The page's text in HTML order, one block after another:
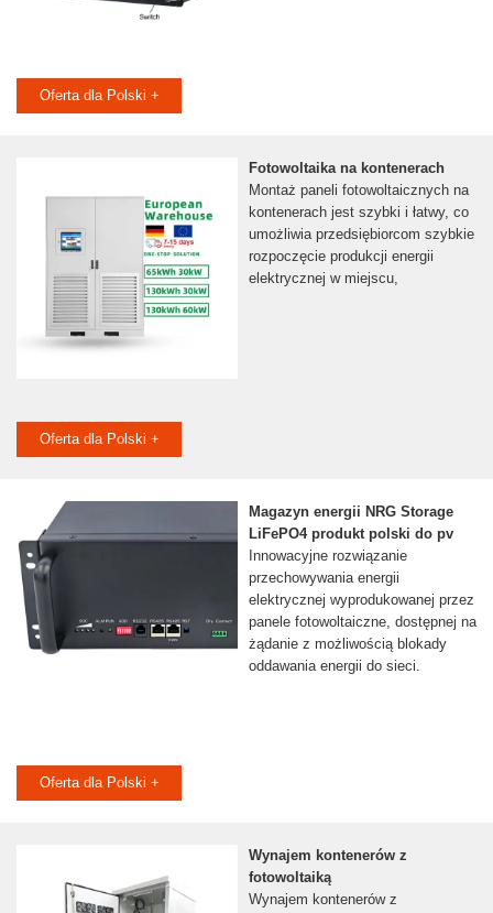
Oferta dla Polski +
Fotowoltaika na kontenerach
Montaż paneli fotowoltaicznych na
kontenerach jest szybki i łatwy, co
umożliwia przedsiębiorcom szybkie
rozpoczęcie produkcji energii
elektrycznej w miejscu,
Oferta dla Polski +
Magazyn energii NRG Storage
LiFePO4 produkt polski do pv
Innowacyjne rozwiązanie
przechowywania energii
elektrycznej wyprodukowanej przez
panele fotowoltaiczne, dostępnej na
żądanie z możliwością blokady
oddawania energii do sieci.
Oferta dla Polski +
Wynajem kontenerów z
fotowoltaiką
Wynajem kontenerów z